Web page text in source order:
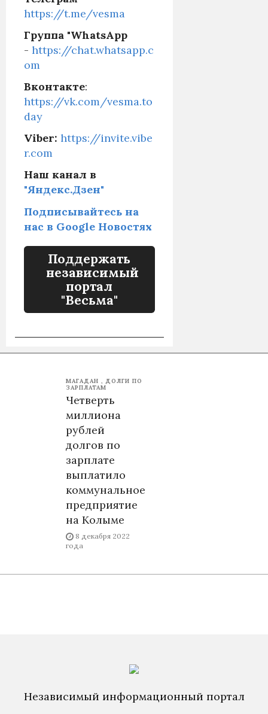
https://t.me/vesma
Группа "WhatsApp
- https://chat.whatsapp.c
om
Вконтакте:
https://vk.com/vesma.to
day
Viber: https://invite.vibe
r.com
Наш канал в
"Яндекс.Дзен"
Подписывайтесь на
нас в Google Новостях
Поддержать
независимый
портал
"Весьма"
МАГАДАН
ДОЛГИ ПО
ЗАРПЛАТАМ
Четверть
миллиона
рублей
долгов по
зарплате
выплатило
коммунальное
предприятие
на Колыме
8 декабря 2022
года
Независимый информационный портал